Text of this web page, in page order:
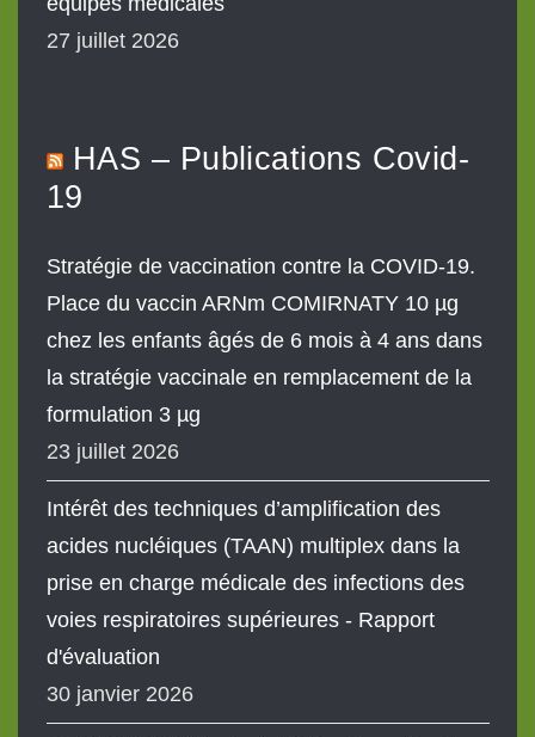
27 juillet 2026
HAS – Publications Covid-
19
Stratégie de vaccination contre la COVID-19.
Place du vaccin ARNm COMIRNATY 10 µg
chez les enfants âgés de 6 mois à 4 ans dans
la stratégie vaccinale en remplacement de la
formulation 3 µg
23 juillet 2026
Intérêt des techniques d’amplification des
acides nucléiques (TAAN) multiplex dans la
prise en charge médicale des infections des
voies respiratoires supérieures - Rapport
d'évaluation
30 janvier 2026